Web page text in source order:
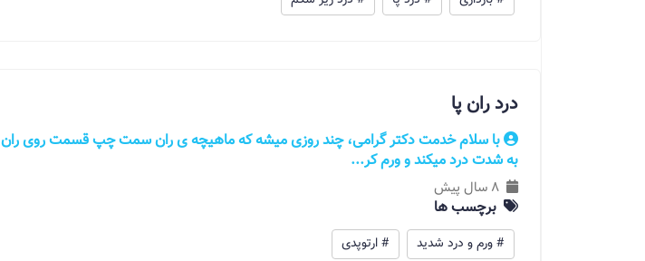
درد ران پا
با سلام خدمت دکتر گرامی، چند روزی میشه که ماهیچه ی ران سمت چپ قسمت روی ران
به شدت درد میکند و ورم کر...
8 سال پیش
برچسب ها
# ورم و درد شدید # ارتوپدی